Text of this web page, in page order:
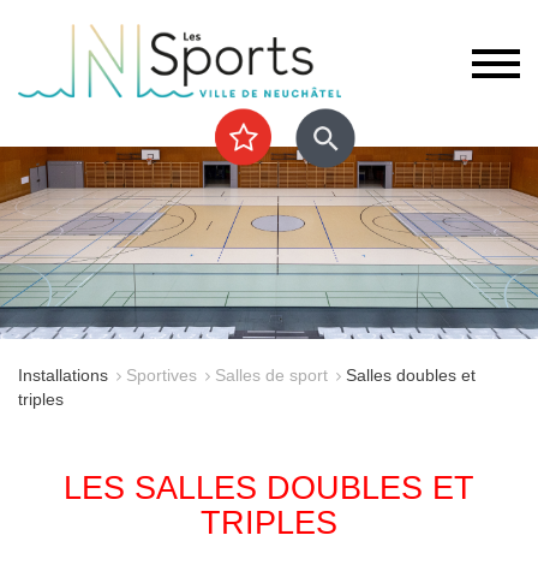
Installations Sportives Salles de sport
Salles doubles et
triples
LES SALLES DOUBLES ET
TRIPLES